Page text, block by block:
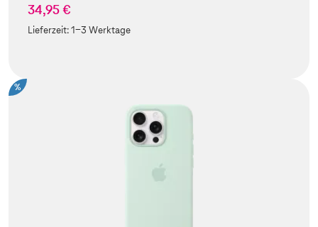
34,95 €
Lieferzeit:1-3 Werktage
%